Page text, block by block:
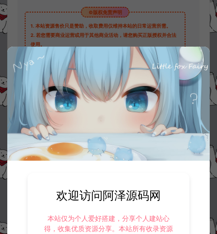
©版权免责声明
1. 本站资源售价只是赞助，收取费用仅维持本站的日常运营所需。
2. 若您需要商业运营或用于其他商业活动，请您购买正版授权并合法
使用。
如果本站有侵犯、不妥之处的资源，请在网站右边客服联系我们。
将会第一时间解决！
本站提供的所有资源仅供参考学习使用，不存在任何商业目的与商
业用途，请大家不要用于商用！
侵权联系邮箱：32838727@qq.com
阿泽源码网 游戏源码 三网H5游戏【烽火中原H5】服务端源码
+数据表+后端部署教程 https://www.lyzwlkj.vip/31757/yxym/
冷雨泽ღ 默认解压密码：www.lyzwlkj.vip
欢迎访问阿泽源码网
本站仅为个人爱好搭建，分享个人建站心
得，收集优质资源分享。本站所有收录资源